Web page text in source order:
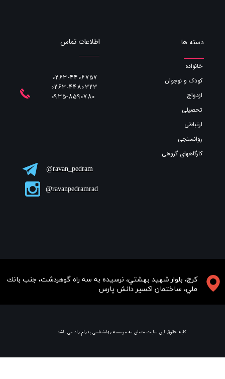
​​​كرج، بلوار شهيد بهشتي، نرسيده به سه راه گوهردشت، جنب بانك
ملي، ساختمان اكسير دانش پارس
خانواده
کودک و نوجوان
ازدواج
تحصیلی
ارتباطی
روانسنجی
کارگاههای گروهی
دسته ها اطلاعات تماس
0263-4406757
0263-4480323
ravan_pedram@
ravanpedramrad@
​ كليه حقوق اين سايت متعلق به موسسه روانشناسي پدرام راد مي باشد